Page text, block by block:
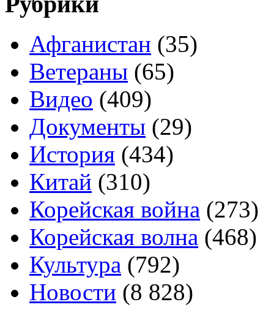
Афганистан (35)
Ветераны (65)
Видео (409)
Документы (29)
История (434)
Китай (310)
Корейская война (273)
Корейская волна (468)
Культура (792)
Новости (8 828)